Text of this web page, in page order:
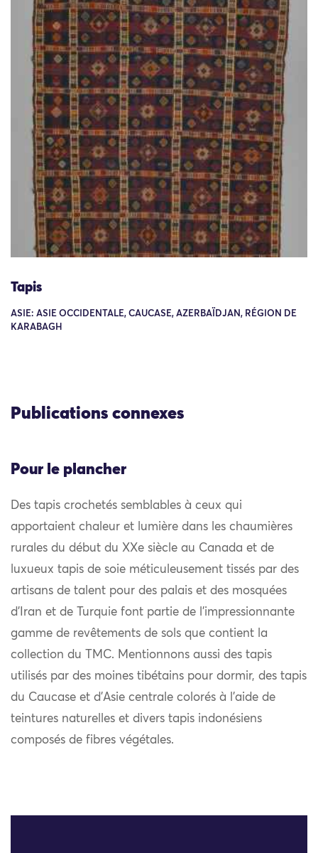
Tapis
ASIE: ASIE OCCIDENTALE, CAUCASE, AZERBAÏDJAN, RÉGION DE
KARABAGH
Publications connexes
Pour le plancher
Des tapis crochetés semblables à ceux qui
apportaient chaleur et lumière dans les chaumières
rurales du début du XXe siècle au Canada et de
luxueux tapis de soie méticuleusement tissés par des
artisans de talent pour des palais et des mosquées
d’Iran et de Turquie font partie de l’impressionnante
gamme de revêtements de sols que contient la
collection du TMC. Mentionnons aussi des tapis
utilisés par des moines tibétains pour dormir, des tapis
du Caucase et d’Asie centrale colorés à l’aide de
teintures naturelles et divers tapis indonésiens
composés de fibres végétales.